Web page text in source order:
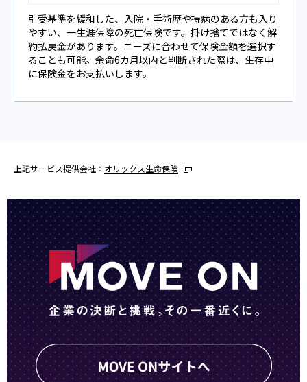
引受基準を緩和した、⼊院‧⼿術歴や持病のある⽅も⼊り
やすい、⼀⽣涯保障の死亡保険です。掛け捨てではなく解
約払戻⾦があります。ニーズに合わせて保険⾦額を選択す
ることも可能。余命6カ⽉以内と判断された際は、⽣存中
に保険⾦をお⽀払いします。
上記サービス提供会社： オリックス生命保険